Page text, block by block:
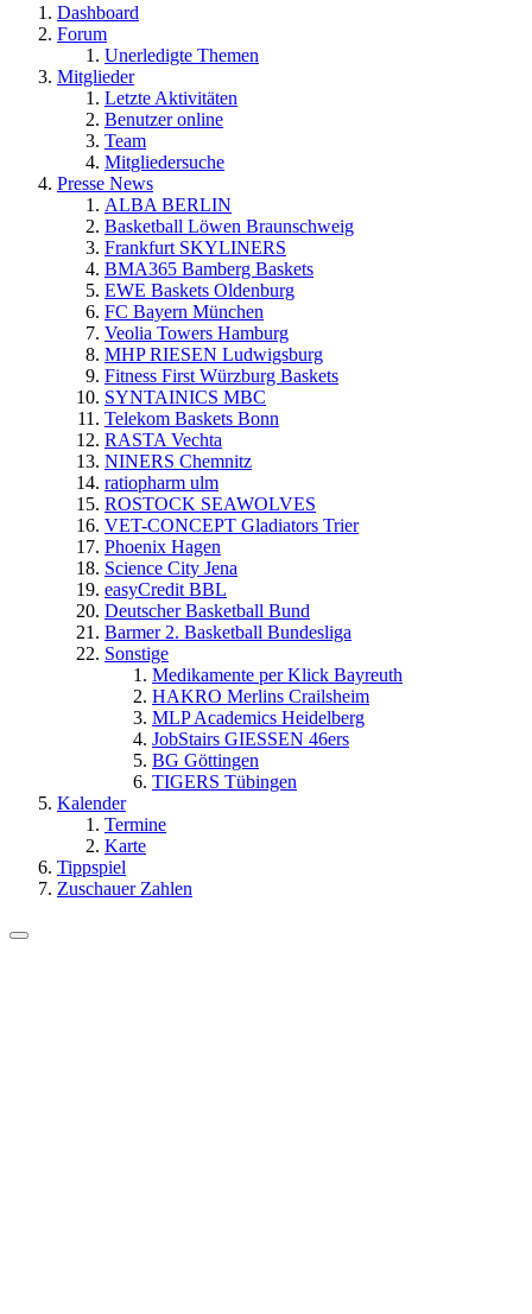
Dashboard
Forum
Unerledigte Themen
Mitglieder
Letzte Aktivitäten
Benutzer online
Team
Mitgliedersuche
Presse News
ALBA BERLIN
Basketball Löwen Braunschweig
Frankfurt SKYLINERS
BMA365 Bamberg Baskets
EWE Baskets Oldenburg
FC Bayern München
Veolia Towers Hamburg
MHP RIESEN Ludwigsburg
Fitness First Würzburg Baskets
SYNTAINICS MBC
Telekom Baskets Bonn
RASTA Vechta
NINERS Chemnitz
ratiopharm ulm
ROSTOCK SEAWOLVES
VET-CONCEPT Gladiators Trier
Phoenix Hagen
Science City Jena
easyCredit BBL
Deutscher Basketball Bund
Barmer 2. Basketball Bundesliga
Sonstige
Medikamente per Klick Bayreuth
HAKRO Merlins Crailsheim
MLP Academics Heidelberg
JobStairs GIESSEN 46ers
BG Göttingen
TIGERS Tübingen
Kalender
Termine
Karte
Tippspiel
Zuschauer Zahlen